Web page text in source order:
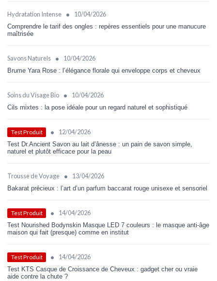
Hydratation Intense • 10/04/2026
Comprendre le tarif des ongles : repères essentiels pour une manucure
maîtrisée
Savons Naturels • 10/04/2026
Brume Yara Rose : l’élégance florale qui enveloppe corps et cheveux
Soins du Visage Bio • 10/04/2026
Cils mixtes : la pose idéale pour un regard naturel et sophistiqué
Test Produit • 12/04/2026
Test Dr.Ancient Savon au lait d’ânesse : un pain de savon simple,
naturel et plutôt efficace pour la peau
Trousse de Voyage • 13/04/2026
Bakarat précieux : l’art d’un parfum baccarat rouge unisexe et sensoriel
Test Produit • 14/04/2026
Test Nourished Bodynskin Masque LED 7 couleurs : le masque anti-âge
maison qui fait (presque) comme en institut
Test Produit • 14/04/2026
Test KTS Casque de Croissance de Cheveux : gadget cher ou vraie
aide contre la chute ?